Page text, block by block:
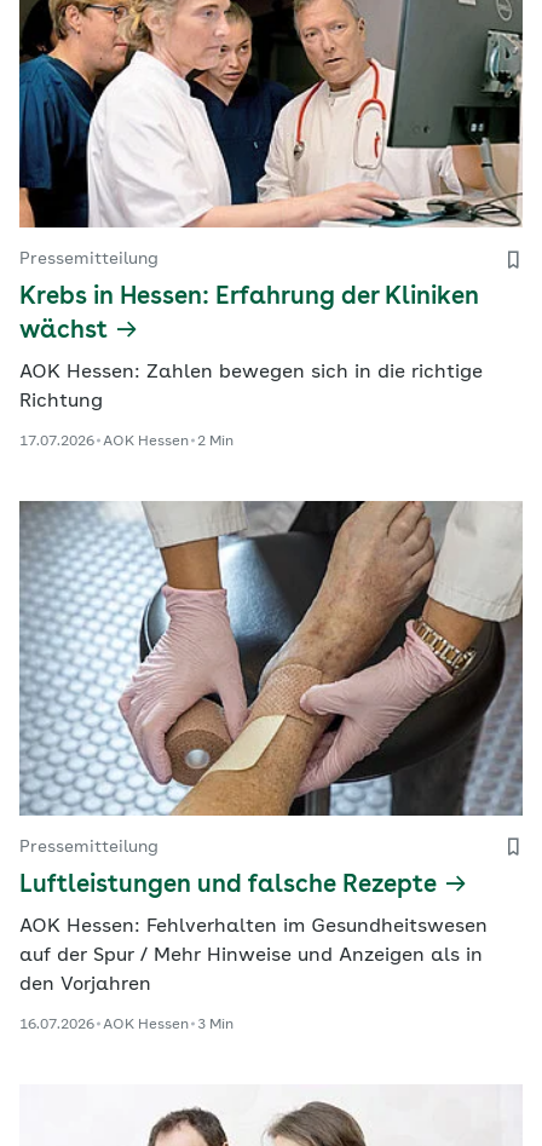
Pressemitteilung
Krebs in Hessen: Erfahrung der Kliniken
wächst
AOK Hessen: Zahlen bewegen sich in die richtige
Richtung
17.07.2026 AOK Hessen 2 Min
Pressemitteilung
Luftleistungen und falsche Rezepte
AOK Hessen: Fehlverhalten im Gesundheitswesen
auf der Spur / Mehr Hinweise und Anzeigen als in
den Vorjahren
16.07.2026 AOK Hessen 3 Min